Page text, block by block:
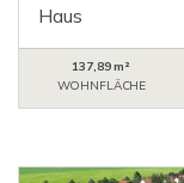
Haus
137,89 m²
WOHNFLÄCHE